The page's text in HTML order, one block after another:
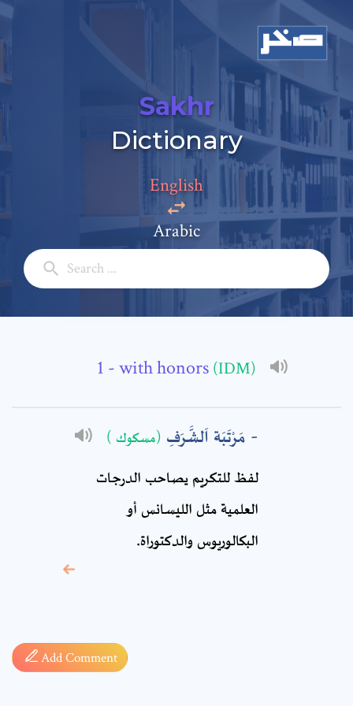
Sakhr
Dictionary
English
Arabic
- with honors (IDM)
مَرْتَبَة اَلشَّرَفِ (مسكوك )
لفظ للتكريم يصاحب الدرجات
العلمية مثل الليسانس أو
البكالوريوس والدكتوراة.
Add Comment
Add a comment
Full Name: *
Subject: *
Comment: *